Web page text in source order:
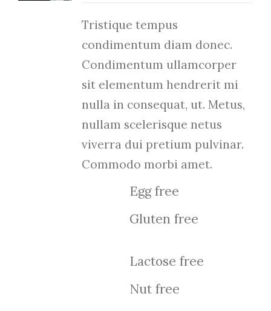
Tristique tempus
condimentum diam donec.
Condimentum ullamcorper
sit elementum hendrerit mi
nulla in consequat, ut. Metus,
nullam scelerisque netus
viverra dui pretium pulvinar.
Commodo morbi amet.
Egg free
Gluten free
Lactose free
Nut free